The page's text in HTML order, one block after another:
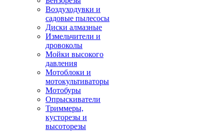
Воздуходувки и
садовые пылесосы
Диски алмазные
Измельчители и
дровоколы
Мойки высокого
давления
Мотоблоки и
мотокультиваторы
Мотобуры
Опрыскиватели
Триммеры,
кусторезы и
высоторезы